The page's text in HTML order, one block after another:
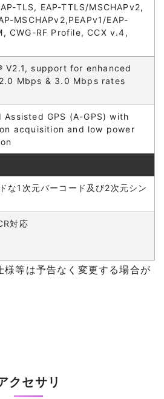
TLS, EAP-TTLS/MSCHAPv2,
MSCHAPv2,PEAPv1/EAP-
CWG-RF Profile, CCX v.4,
V2.1, support for enhanced
Mbps & 3.0 Mbps rates
GPS (A-GPS) with
acquisition and low power
な1次元バーコード及び2次元シン
対応
等は予告なく変更する場合が
クセサリ